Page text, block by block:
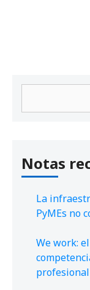
Notas
La
PyMEs no
We work:
profesional